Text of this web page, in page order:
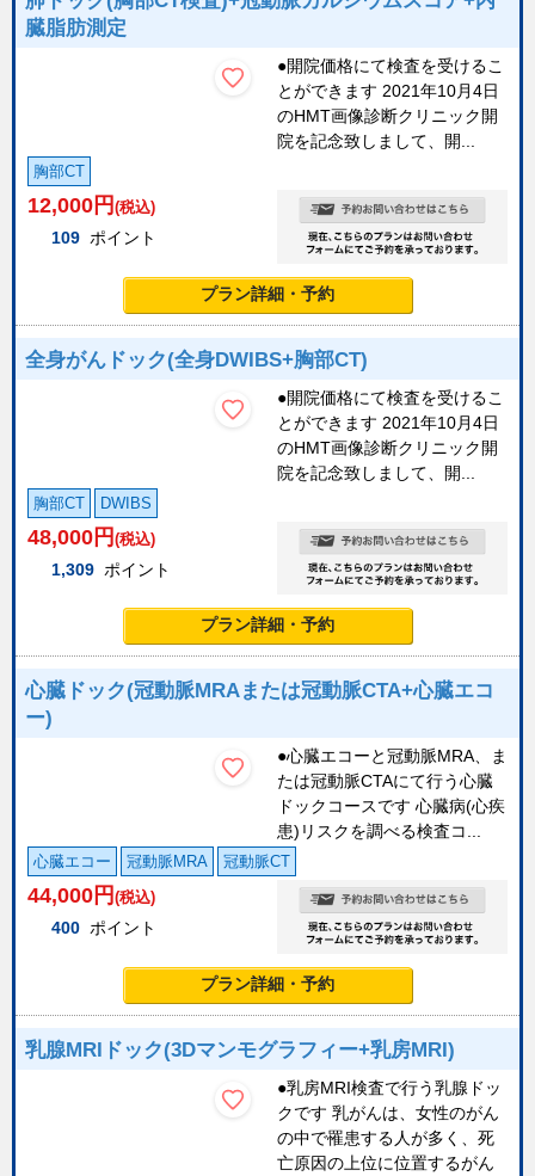
臓脂肪測定
●開院価格にて検査を受けるこ
とができます 2021年10月4日
のHMT画像診断クリニック開
院を記念致しまして、開...
胸部CT
12,000 円 (税込)
109 ポイント
プラン詳細・予約
全身がんドック(全身DWIBS+胸部CT)
●開院価格にて検査を受けるこ
とができます 2021年10月4日
のHMT画像診断クリニック開
院を記念致しまして、開...
胸部CT DWIBS
48,000 円 (税込)
1,309 ポイント
プラン詳細・予約
心臓ドック(冠動脈MRAまたは冠動脈CTA+心臓エコ
ー)
●心臓エコーと冠動脈MRA、ま
たは冠動脈CTAにて行う心臓
ドックコースです 心臓病(心疾
患)リスクを調べる検査コ...
心臓エコー 冠動脈MRA 冠動脈CT
44,000 円 (税込)
400 ポイント
プラン詳細・予約
乳腺MRIドック(3Dマンモグラフィー+乳房MRI)
●乳房MRI検査で行う乳腺ドッ
クです 乳がんは、女性のがん
の中で罹患する人が多く、死
亡原因の上位に位置するがん